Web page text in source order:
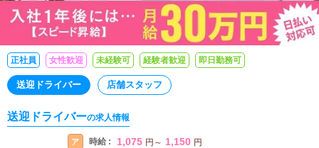
正社員 女性歓迎 未経験可 経験者歓迎 即日勤務可
送迎ドライバー 店舗スタッフ
送迎ドライバーの求人情報
ア 時給 : 1,075 円 ～ 1,150 円